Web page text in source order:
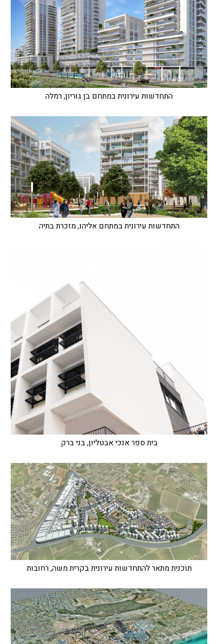
התחדשות עירונית במתחם בן גוריון, רמלה
התחדשות עירונית במתחם אליהו, מזכרת בתיה
בית ספר אנכי אבטליון, בני ברק
תוכנית מתאר להתחדשות עירונית בקרית משה, רחובות